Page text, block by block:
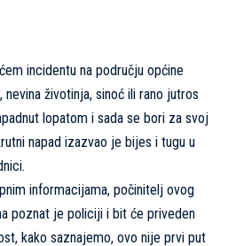
incidentu na području općine
nevina životinja, sinoć ili rano jutros
lopatom i sada se bori za svoj
napad izazvao je bijes i tugu u
informacijama, počinitelj ovog
poznat je policiji i bit će priveden
kako saznajemo, ovo nije prvi put